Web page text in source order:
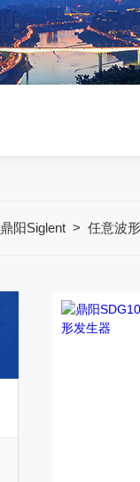
鼎阳Siglent> 任意波